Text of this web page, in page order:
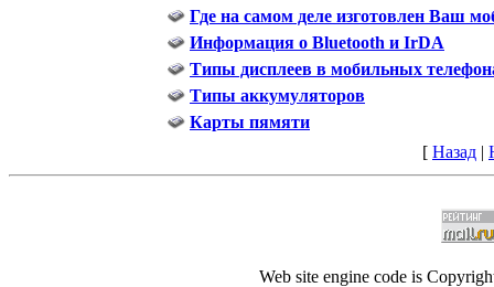
Где на самом деле изготовлен Ваш
Информация о Bluetooth и IrDA
Типы дисплеев в мобильных
Типы аккумуляторов
Карты пямяти
[ Назад |
Web site engine code is